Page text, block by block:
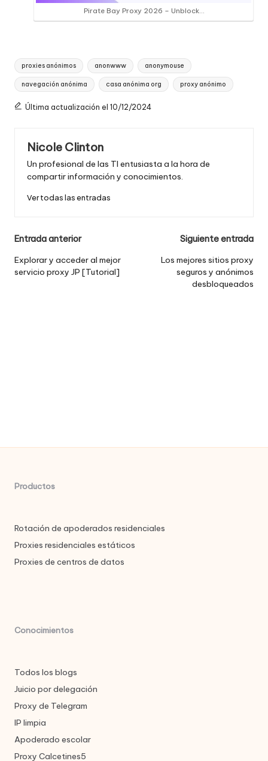
Pirate Bay Proxy 2026 – Unblock…
Etiquetas:
proxies anónimos anonwww anonymouse
navegación anónima casa anónima org proxy anónimo
Última actualización el 10/12/2024
Nicole Clinton
Un profesional de las TI entusiasta a la hora de
compartir información y conocimientos.
Ver todas las entradas
Navegación
de
entradas
Entrada anterior
Explorar y acceder al mejor
servicio proxy JP [Tutorial]
Siguiente entrada
Los mejores sitios proxy
seguros y anónimos
desbloqueados
Productos
Rotación de apoderados residenciales
Proxies residenciales estáticos
Proxies de centros de datos
Conocimientos
Todos los blogs
Juicio por delegación
Proxy de Telegram
IP limpia
Apoderado escolar
Proxy Calcetines5